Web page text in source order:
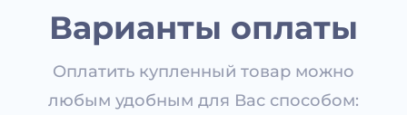
Варианты оплаты
Оплатить купленный товар можно
любым удобным для Вас способом: